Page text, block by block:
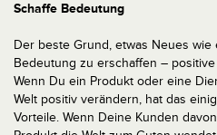
Schaffe Bedeutung
Der beste Grund, etwas Neues
Bedeutung zu erschaffen –
Wenn Du ein Produkt oder eine
Welt positiv verändern, hat das
Vorteile. Wenn Deine Kunden